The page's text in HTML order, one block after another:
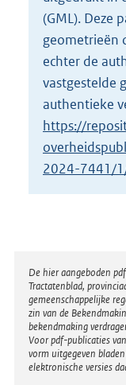
(GML). Deze
geometrieën
echter de
vastgestelde
authentieke
https://
2024-7441/
Disclaimer
De hier aangeboden
Tractatenblad,
gemeenschappelijke
zin van de
bekendmaking
Voor pdf-publicaties
vorm uitgegeven
elektronische versies